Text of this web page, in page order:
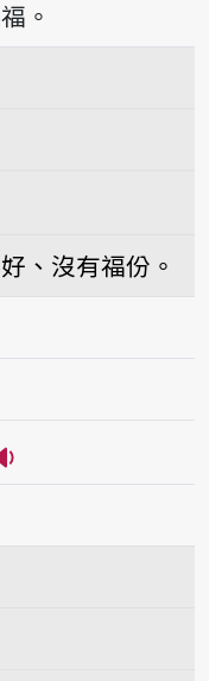
。
、沒有福份。
播放音讀pháinn-